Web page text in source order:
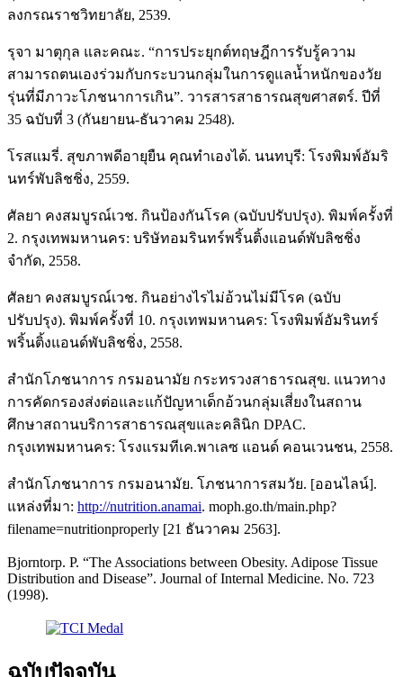
ลงกรณราชวิทยาลัย, 2539.
รุจา มาตุกุล และคณะ. “การประยุกต์ทฤษฎีการรับรู้ความ
สามารถตนเองร่วมกับกระบวนกลุ่มในการดูแลน้ำหนักของวัย
รุ่นที่มีภาวะโภชนาการเกิน”. วารสารสาธารณสุขศาสตร์. ปีที่
35 ฉบับที่ 3 (กันยายน-ธันวาคม 2548).
โรสแมรี่. สุขภาพดีอายุยืน คุณทำเองได้. นนทบุรี: โรงพิมพ์อัมริ
นทร์พับลิชชิ่ง, 2559.
ศัลยา คงสมบูรณ์เวช. กินป้องกันโรค (ฉบับปรับปรุง). พิมพ์ครั้งที่
2. กรุงเทพมหานคร: บริษัทอมรินทร์พริ้นติ้งแอนด์พับลิชชิ่ง
จำกัด, 2558.
ศัลยา คงสมบูรณ์เวช. กินอย่างไรไม่อ้วนไม่มีโรค (ฉบับ
ปรับปรุง). พิมพ์ครั้งที่ 10. กรุงเทพมหานคร: โรงพิมพ์อัมรินทร์
พริ้นติ้งแอนด์พับลิชชิ่ง, 2558.
สำนักโภชนาการ กรมอนามัย กระทรวงสาธารณสุข. แนวทาง
การคัดกรองส่งต่อและแก้ปัญหาเด็กอ้วนกลุ่มเสี่ยงในสถาน
ศึกษาสถานบริการสาธารณสุขและคลินิก DPAC.
กรุงเทพมหานคร: โรงแรมทีเค.พาเลซ แอนด์ คอนเวนชน, 2558.
สำนักโภชนาการ กรมอนามัย. โภชนาการสมวัย. [ออนไลน์].
แหล่งที่มา: http://nutrition.anamai. moph.go.th/main.php?
filename=nutritionproperly [21 ธันวาคม 2563].
Bjorntorp. P. “The Associations between Obesity. Adipose Tissue
Distribution and Disease”. Journal of Internal Medicine. No. 723
(1998).